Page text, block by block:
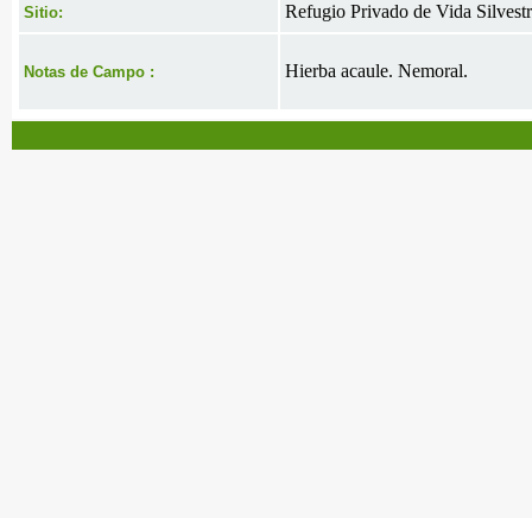
Sitio: Refugio Privado de Vida
Notas de Campo : Hierba acaule. Nemoral.